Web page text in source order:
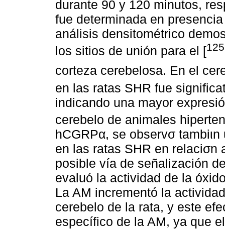
durante 90 y 120 minutos,
fue determinada en
análisis densitométrico
los sitios de unión para el [125
corteza cerebelosa. En el
en las ratas SHR fue
indicando una mayor
cerebelo de animales
hCGRPα, se observσ
en las ratas SHR en relaciσn
posible vía de señalización
evaluó la actividad de la
La AM incrementó la
cerebelo de la rata, y este
específico de la AM, ya que